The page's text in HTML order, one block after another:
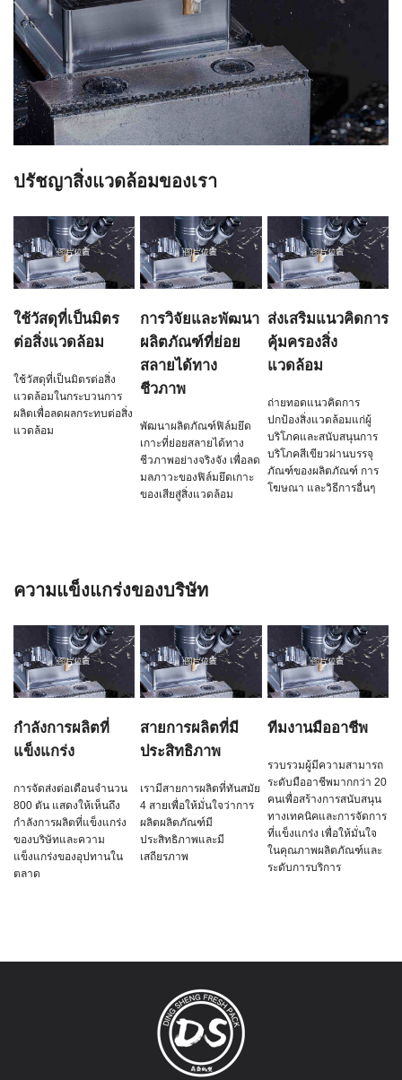
ปรัชญาสิ่งแวดล้อมของเรา
ใช้วัสดุที่เป็นมิตร
ต่อสิ่งแวดล้อม
ใช้วัสดุที่เป็นมิตรต่อสิ่ง
แวดล้อมในกระบวนการ
ผลิตเพื่อลดผลกระทบต่อสิ่ง
แวดล้อม
การวิจัยและพัฒนา
ผลิตภัณฑ์ที่ย่อย
สลายได้ทาง
ชีวภาพ
พัฒนาผลิตภัณฑ์ฟิล์มยึด
เกาะที่ย่อยสลายได้ทาง
ชีวภาพอย่างจริงจัง เพื่อลด
มลภาวะของฟิล์มยึดเกาะ
ของเสียสู่สิ่งแวดล้อม
ส่งเสริมแนวคิดการ
คุ้มครองสิ่ง
แวดล้อม
ถ่ายทอดแนวคิดการ
ปกป้องสิ่งแวดล้อมแก่ผู้
บริโภคและสนับสนุนการ
บริโภคสีเขียวผ่านบรรจุ
ภัณฑ์ของผลิตภัณฑ์ การ
โฆษณา และวิธีการอื่นๆ
ความแข็งแกร่งของบริษัท
กำลังการผลิตที่
แข็งแกร่ง
การจัดส่งต่อเดือนจำนวน
800 ตัน แสดงให้เห็นถึง
กำลังการผลิตที่แข็งแกร่ง
ของบริษัทและความ
แข็งแกร่งของอุปทานใน
ตลาด
สายการผลิตที่มี
ประสิทธิภาพ
เรามีสายการผลิตที่ทันสมัย
4 สายเพื่อให้มั่นใจว่าการ
ผลิตผลิตภัณฑ์มี
ประสิทธิภาพและมี
เสถียรภาพ
ทีมงานมืออาชีพ
รวบรวมผู้มีความสามารถ
ระดับมืออาชีพมากกว่า 20
คนเพื่อสร้างการสนับสนุน
ทางเทคนิคและการจัดการ
ที่แข็งแกร่ง เพื่อให้มั่นใจ
ในคุณภาพผลิตภัณฑ์และ
ระดับการบริการ